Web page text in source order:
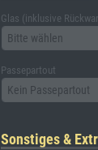
Glas (inklusive
Bitte wählen
Passepartout
Kein Passepartout
Sonstiges &